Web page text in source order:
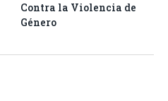
Contra la Violencia de
Género